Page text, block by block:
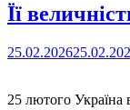
Її
25.02.2026
25 лютого Україна